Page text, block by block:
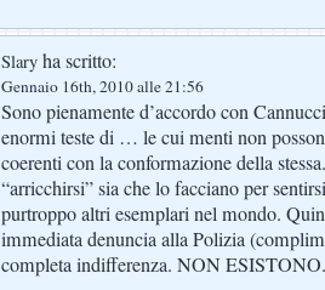
Slary ha scritto:
Gennaio 16th, 2010 alle 21:56
Sono pienamente d’accordo con
enormi teste di … le cui menti non
coerenti con la conformazione della
“arricchirsi” sia che lo facciano per
purtroppo altri esemplari nel mondo.
immediata denuncia alla Polizia
completa indifferenza. NON ESISTONO.